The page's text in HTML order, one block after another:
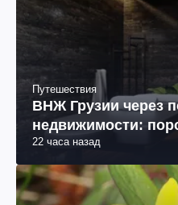
Путешествия
ВНЖ Грузии через
недвижимости:
22 часа назад